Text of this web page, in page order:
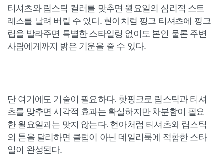
티셔츠와 립스틱 컬러를 맞추면 월요일의 심리적 스트
레스를 날려 버릴 수 있다. 현아처럼 핑크 티셔츠에 핑크
립을 발라주면 특별한 스타일링 없이도 본인 물론 주변
사람에게까지 밝은 기운을 줄 수 있다.
단 여기에도 기술이 필요하다. 핫핑크로 립스틱과 티셔
츠를 맞추면 시각적 효과는 확실하지만 차분함이 필요
한 월요일과는 맞지 않는다. 현아처럼 티셔츠와 립스틱
의 톤을 달리하면 클럽이 아닌 데일리룩에 적합한 스타
일이 완성된다.